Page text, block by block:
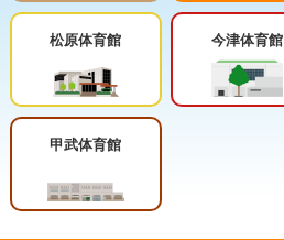
松原体育館 今津体育館
甲武体育館